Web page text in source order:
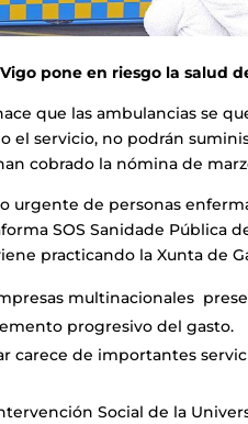
pone en riesgo la salud
que las ambulancias se
el servicio, no podrán
cobrado la nómina de
urgente de personas
SOS Sanidade Pública
practicando la Xunta de
multinacionales
progresivo del gasto.
carece de importantes
Social de la